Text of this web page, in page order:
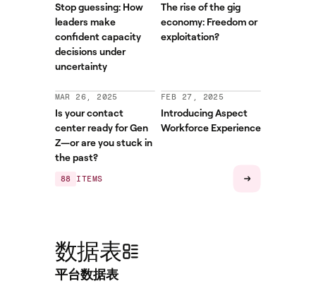
Stop guessing: How
leaders make
confident capacity
decisions under
uncertainty
The rise of the gig
economy: Freedom or
exploitation?
MAR 26, 2025
Is your contact
center ready for Gen
Z—or are you stuck in
the past?
FEB 27, 2025
Introducing Aspect
Workforce Experience
88 ITEMS
数据表
平台数据表